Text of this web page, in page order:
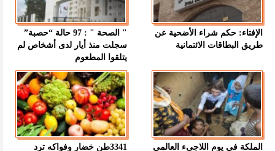
الإفتاء: حكم شراء الأضحية عن
طريق البطاقات الائتمانية
" الصحة " : 97 حالة “حصبة”
سجلت منذ أيار لدى أشخاص لم
يتلقوا المطعوم
الملكة في يوم اللاجىء العالمي 3341طن خضار وفواكه ترد